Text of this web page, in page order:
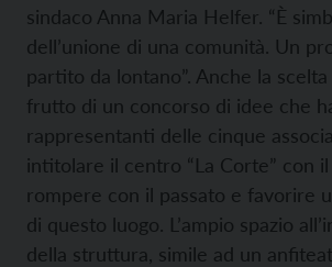
sindaco Anna Maria Helfer. “È
dell’unione di una comunità. Un
partito da lontano”. Anche la
frutto di un concorso di idee che
rappresentanti delle cinque
intitolare il centro “La Corte” con
rompere con il passato e favorire
di questo luogo. L’ampio spazio
della struttura, simile ad un